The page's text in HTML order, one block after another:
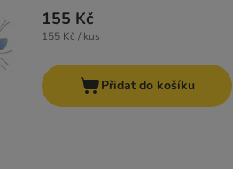
155 Kč
155 Kč / kus
Přidat do košíku